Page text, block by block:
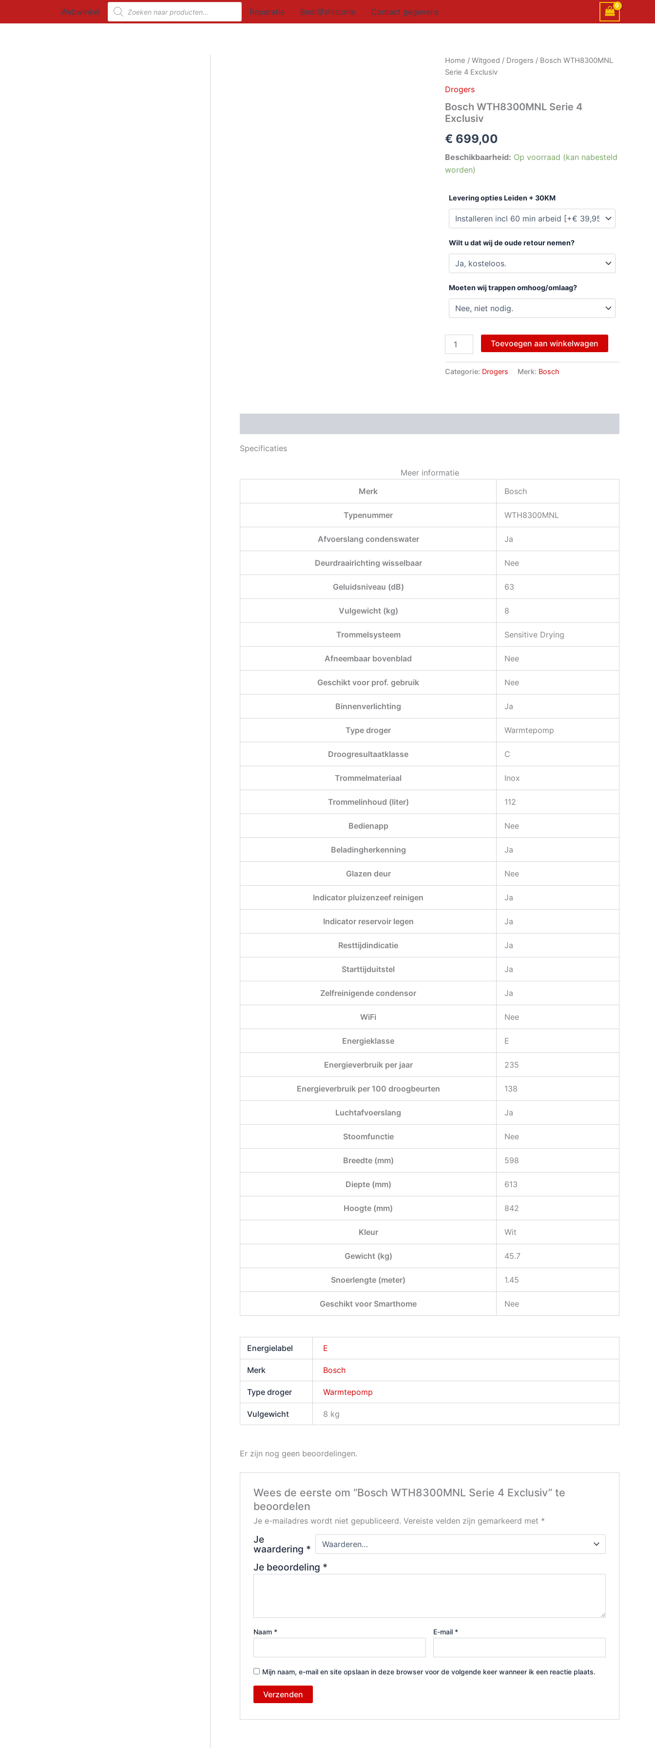
Webwinkel
Producten
zoeken
Reparatie Bedrijfshistorie Contact gegevens
Home / Witgoed / Drogers / Bosch WTH8300MNL
Serie 4 Exclusiv
Drogers
Bosch WTH8300MNL Serie 4
Exclusiv
€ 699,00
Beschikbaarheid: Op voorraad (kan nabesteld
worden)
Levering opties Leiden + 30KM
Wilt u dat wij de oude retour nemen?
Moeten wij trappen omhoog/omlaag?
Bosch
WTH8300MNL
4
aantal
Toevoegen aan winkelwagen
Categorie: Drogers Merk: Bosch
Specificaties
Meer informatie
Merk
Bosch
Typenummer WTH8300MNL
Afvoerslang condenswater Ja
Deurdraairichting wisselbaar Nee
Geluidsniveau (dB) 63
Vulgewicht (kg) 8
Trommelsysteem Sensitive Drying
Afneembaar bovenblad Nee
Geschikt voor prof. gebruik Nee
Binnenverlichting Ja
Type droger Warmtepomp
Droogresultaatklasse C
Trommelmateriaal Inox
Trommelinhoud (liter) 112
Bedienapp Nee
Beladingherkenning Ja
Glazen deur Nee
Indicator pluizenzeef reinigen Ja
Indicator reservoir legen Ja
Resttijdindicatie Ja
Starttijduitstel Ja
Zelfreinigende condensor Ja
WiFi Nee
Energieklasse E
Energieverbruik per jaar 235
Energieverbruik per 100 droogbeurten 138
Luchtafvoerslang Ja
Stoomfunctie Nee
Breedte (mm) 598
Diepte (mm) 613
Hoogte (mm) 842
Kleur Wit
Gewicht (kg) 45.7
Snoerlengte (meter) 1.45
Geschikt voor Smarthome Nee
Energielabel E
Merk Bosch
Type droger Warmtepomp
Vulgewicht 8 kg
Er zijn nog geen beoordelingen.
Wees de eerste om “Bosch WTH8300MNL Serie 4 Exclusiv” te
beoordelen
Je e-mailadres wordt niet gepubliceerd. Vereiste velden zijn gemarkeerd met *
Je
waardering *
Je beoordeling *
Naam * E-mail *
Mijn naam, e-mail en site opslaan in deze browser voor de volgende keer wanneer ik een reactie plaats.